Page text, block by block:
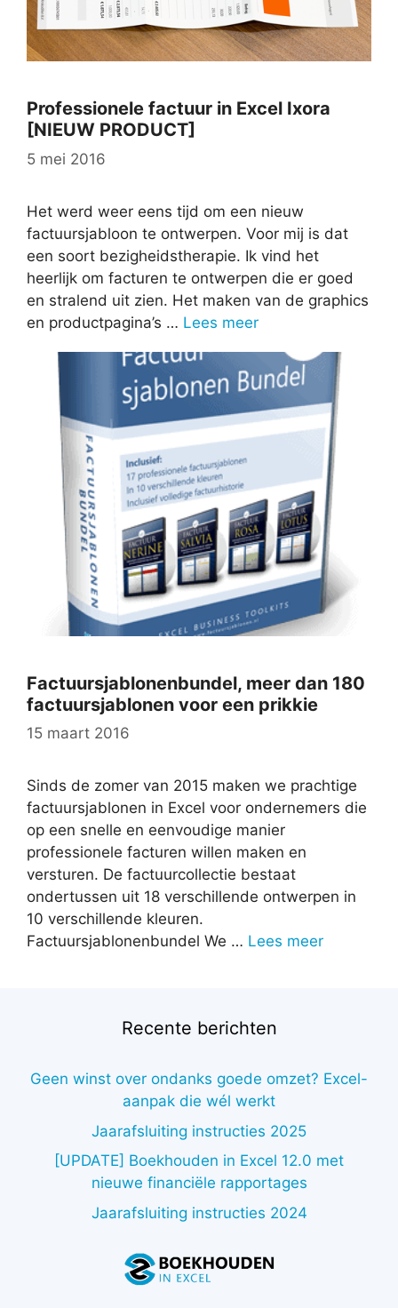
Professionele factuur in Excel Ixora
[NIEUW PRODUCT]
5 mei 2016
Het werd weer eens tijd om een nieuw
factuursjabloon te ontwerpen. Voor mij is dat
een soort bezigheidstherapie. Ik vind het
heerlijk om facturen te ontwerpen die er goed
en stralend uit zien. Het maken van de graphics
en productpagina’s … Lees meer
Factuursjablonenbundel, meer dan 180
factuursjablonen voor een prikkie
15 maart 2016
Sinds de zomer van 2015 maken we prachtige
factuursjablonen in Excel voor ondernemers die
op een snelle en eenvoudige manier
professionele facturen willen maken en
versturen. De factuurcollectie bestaat
ondertussen uit 18 verschillende ontwerpen in
10 verschillende kleuren.
Factuursjablonenbundel We … Lees meer
Recente berichten
Geen winst over ondanks goede omzet? Excel-
aanpak die wél werkt
Jaarafsluiting instructies 2025
[UPDATE] Boekhouden in Excel 12.0 met
nieuwe financiële rapportages
Jaarafsluiting instructies 2024